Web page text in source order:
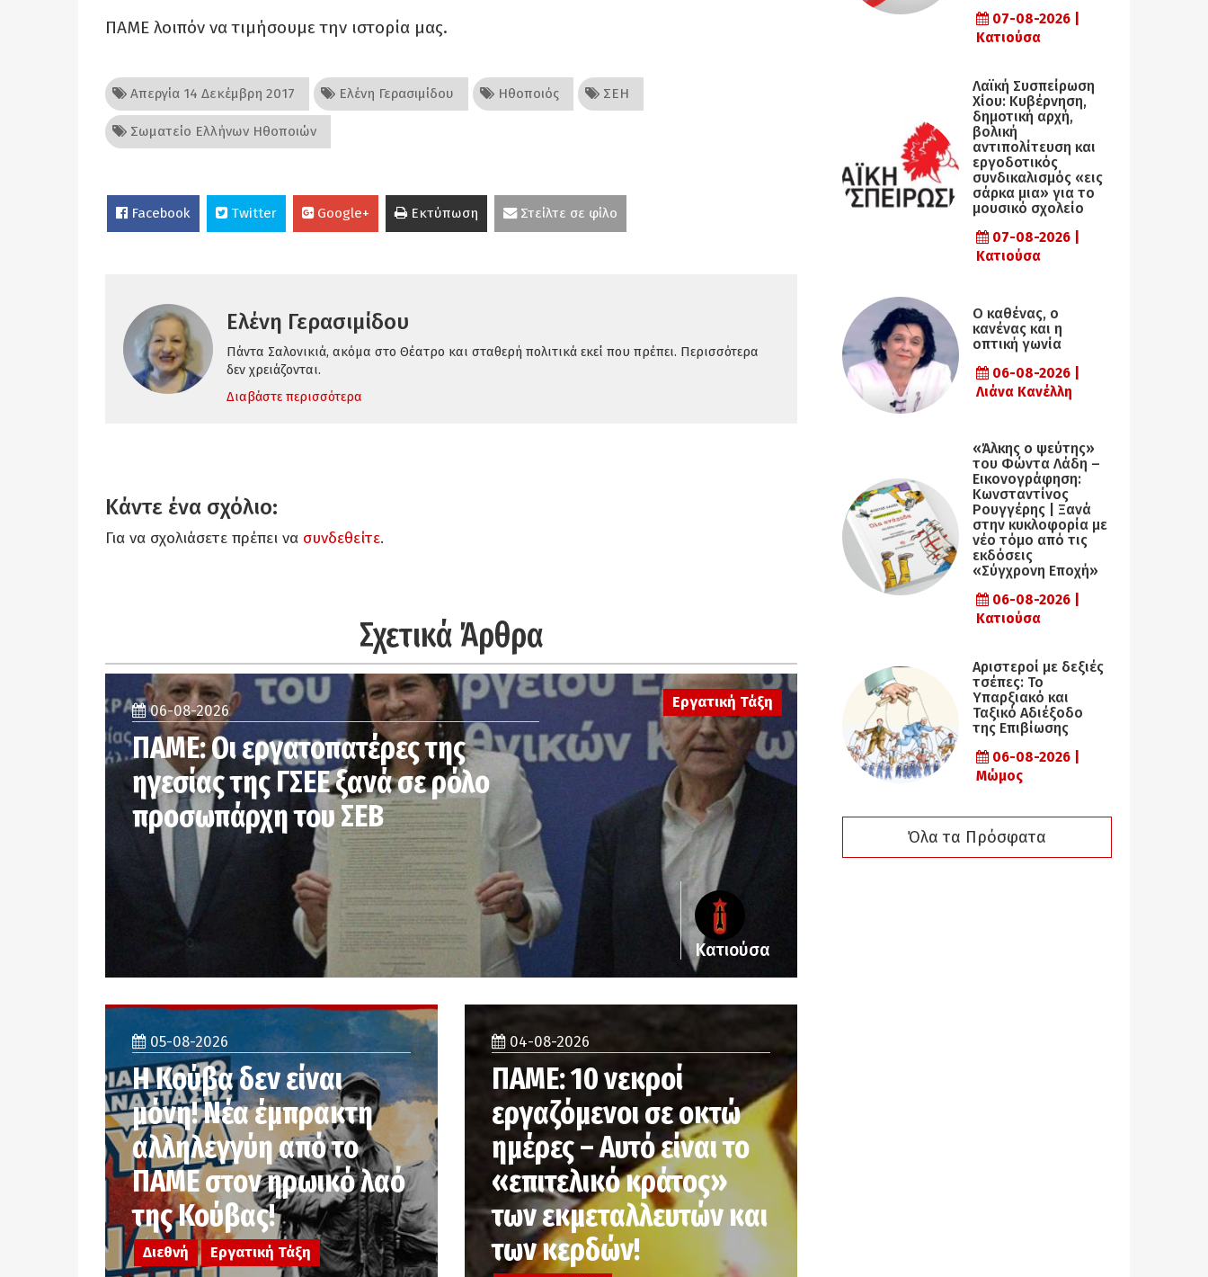
ΠΑΜΕ λοιπόν να τιμήσουμε την ιστορία μας.
Απεργία 14 Δεκέμβρη 2017 Ελένη Γερασιμίδου Ηθοποιός ΣΕΗ
Σωματείο Ελλήνων Ηθοποιών
Facebook Twitter Google+ Εκτύπωση Στείλτε σε φίλο
Ελένη Γερασιμίδου
Πάντα Σαλονικιά, ακόμα στο Θέατρο και σταθερή πολιτικά εκεί που πρέπει. Περισσότερα
δεν χρειάζονται.
Διαβάστε περισσότερα
Κάντε ένα σχόλιο:
Για να σχολιάσετε πρέπει να συνδεθείτε.
Σχετικά Άρθρα
Εργατική Τάξη
06-08-2026
ΠΑΜΕ: Οι εργατοπατέρες της
ηγεσίας της ΓΣΕΕ ξανά σε ρόλο
προσωπάρχη του ΣΕΒ
Κατιούσα
05-08-2026
Η Κούβα δεν είναι
μόνη! Νέα έμπρακτη
αλληλεγγύη από το
ΠΑΜΕ στον ηρωικό λαό
της Κούβας!
Διεθνή Εργατική Τάξη
04-08-2026
ΠΑΜΕ: 10 νεκροί
εργαζόμενοι σε οκτώ
ημέρες – Αυτό είναι το
«επιτελικό κράτος»
των εκμεταλλευτών και
των κερδών!
07-08-2026 |
Κατιούσα
Λαϊκή Συσπείρωση
Χίου: Κυβέρνηση,
δημοτική αρχή,
βολική
αντιπολίτευση και
εργοδοτικός
συνδικαλισμός «εις
σάρκα μια» για το
μουσικό σχολείο
07-08-2026 |
Κατιούσα
Ο καθένας, ο
κανένας και η
οπτική γωνία
06-08-2026 |
Λιάνα Κανέλλη
«Άλκης ο ψεύτης»
του Φώντα Λάδη –
Εικονογράφηση:
Κωνσταντίνος
Ρουγγέρης | Ξανά
στην κυκλοφορία με
νέο τόμο από τις
εκδόσεις
«Σύγχρονη Εποχή»
06-08-2026 |
Κατιούσα
Αριστεροί με δεξιές
τσέπες: Το
Υπαρξιακό και
Ταξικό Αδιέξοδο
της Επιβίωσης
06-08-2026 |
Μώμος
Όλα τα Πρόσφατα